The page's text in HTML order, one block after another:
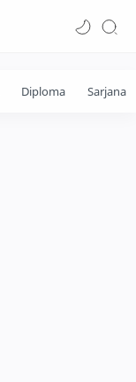
Diploma Sarjana